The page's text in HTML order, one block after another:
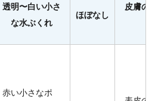
透明〜白い小さ
な水ぶくれ
ほぼなし
皮膚の
赤い小さなポ